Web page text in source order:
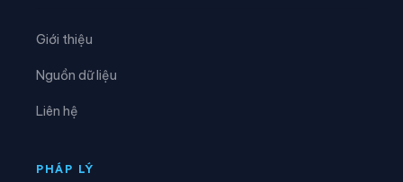
Phường Gia Định
Giới thiệu
Nguồn dữ liệu
Liên hệ
PHÁP LÝ